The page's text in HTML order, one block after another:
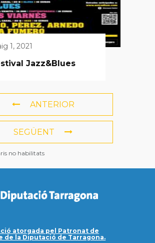
1, 2021
Jazz&Blues
ANTERIOR
SEGÜENT
no habilitats
atorgada pel Patronat de
de la Diputació de Tarragona.